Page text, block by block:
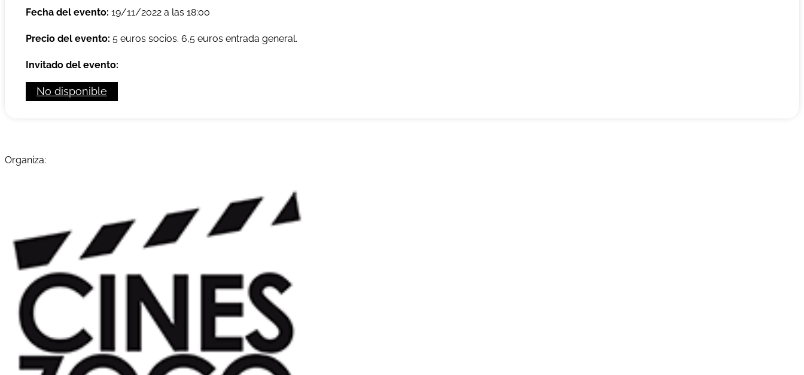
Fecha del evento: 19/11/2022 a las 18:00
Precio del evento: 5 euros socios. 6,5 euros entrada general.
Invitado del evento:
No disponible
Organiza: